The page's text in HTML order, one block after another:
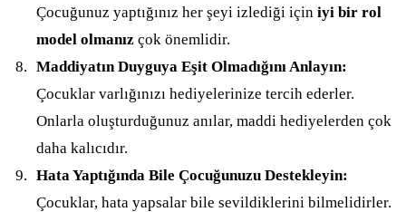
Çocuğunuz yaptığınız her şeyi izlediği için iyi bir rol
model olmanız çok önemlidir.
Maddiyatın Duyguya Eşit Olmadığını Anlayın:
Çocuklar varlığınızı hediyelerinize tercih ederler.
Onlarla oluşturduğunuz anılar, maddi hediyelerden çok
daha kalıcıdır.
Hata Yaptığında Bile Çocuğunuzu Destekleyin:
Çocuklar, hata yapsalar bile sevildiklerini bilmelidirler.